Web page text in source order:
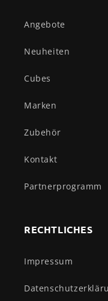
Angebote
Neuheiten
Cubes
Marken
Zubehör
Kontakt
Partnerprogramm
RECHTLICHES
Impressum